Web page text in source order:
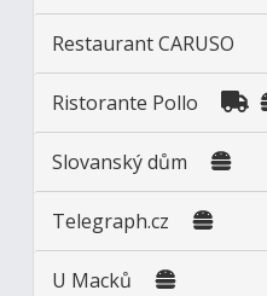
Restaurant CARUSO
Ristorante Pollo
Slovanský dům
Telegraph.cz
U Macků